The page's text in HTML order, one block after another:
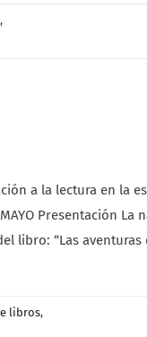
,
a la lectura en la
Presentación La
libro: “Las aventuras
libros,